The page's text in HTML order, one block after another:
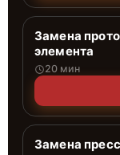
Замена
элемента
20 мин
Замена